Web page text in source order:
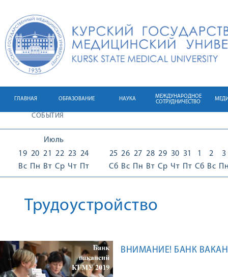
ГЛАВНАЯ ОБРАЗОВАНИЕ НАУКА
МЕЖДУНАРОДНОЕ
СОТРУДНИЧЕСТВО
СОБЫТИЯ
Июль
19
Вс
20
Пн
21
Вт
22
Ср
23
Чт
24
Пт
25
Сб
26
Вс
27
Пн
28
Вт
29
Ср
30
Чт
31
Пт
1
Сб
2
Вс
3
Трудоустройство
ВНИМАНИЕ! БАНК